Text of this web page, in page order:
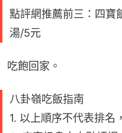
點評網推薦前三：四
湯/5元
吃飽回家。
八卦嶺吃飯指南
1. 以上順序不代表排名